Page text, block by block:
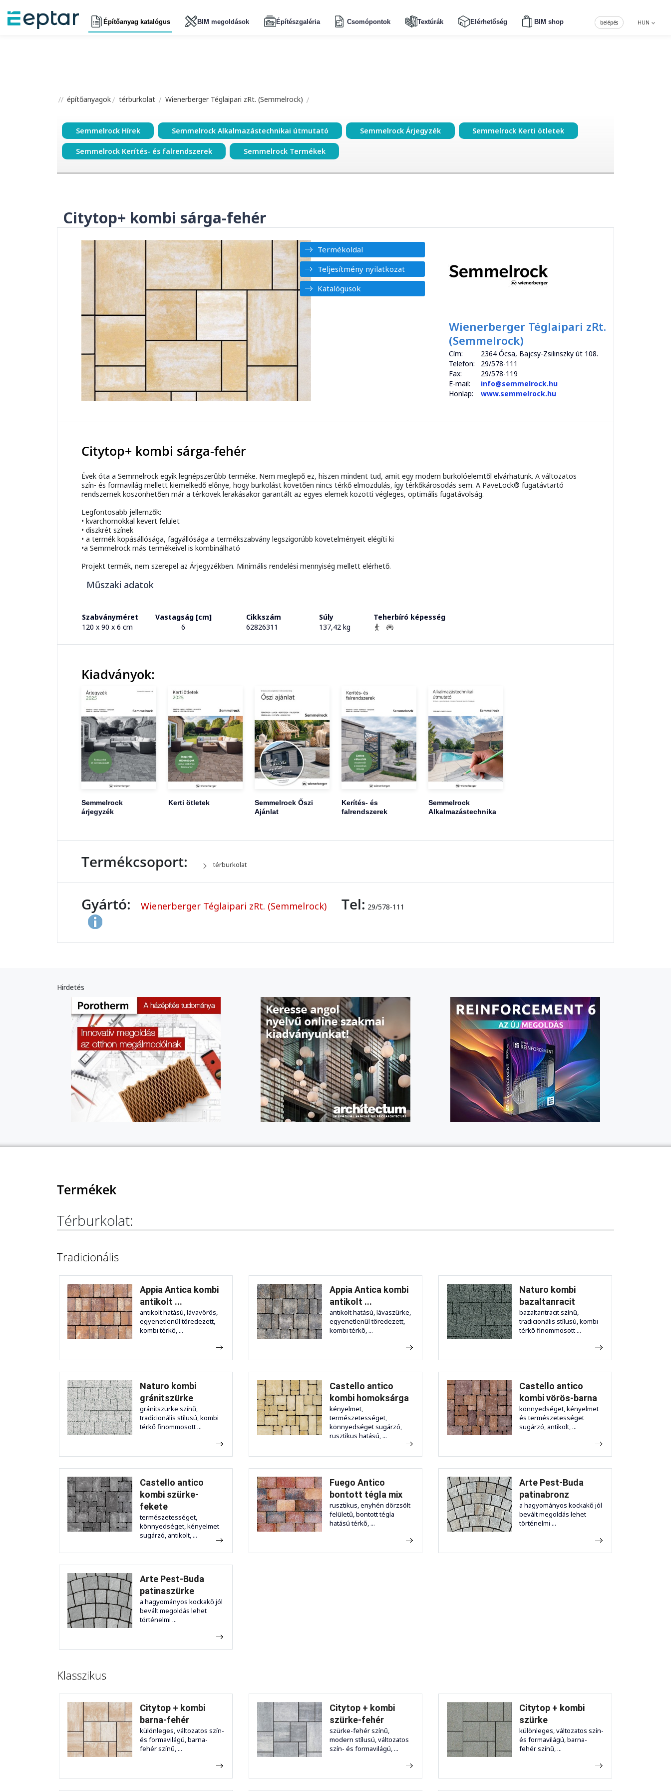
Építőanyag katalógus BIM megoldások Építészgaléria Csomópontok Textúrák Elérhetőség BIM shop HUN
belépés
építőanyagok térburkolat Wienerberger Téglaipari zRt. (Semmelrock)
Semmelrock Hírek Semmelrock Alkalmazástechnikai útmutató Semmelrock Árjegyzék Semmelrock Kerti ötletek
Semmelrock Kerítés- és falrendszerek Semmelrock Termékek
Citytop+ kombi sárga-fehér
Termékoldal
Teljesítmény nyilatkozat
Katalógusok
Wienerberger Téglaipari zRt.
(Semmelrock)
Cím:
2364 Ócsa, Bajcsy-Zsilinszky út 108.
Telefon:
29/578-111
Fax:
29/578-119
E-mail:
info@semmelrock.hu
Honlap:
www.semmelrock.hu
Citytop+ kombi sárga-fehér
Évek óta a Semmelrock egyik legnépszerűbb terméke. Nem meglepő ez, hiszen mindent tud, amit egy modern burkolóelemtől elvárhatunk. A változatos
szín- és formavilág mellett kiemelkedő előnye, hogy burkolást követően nincs térkő elmozdulás, így térkőkárosodás sem. A PaveLock® fugatávtartó
rendszernek köszönhetően már a térkövek lerakásakor garantált az egyes elemek közötti végleges, optimális fugatávolság.
Legfontosabb jellemzők:
• kvarchomokkal kevert felület
• diszkrét színek
• a termék kopásállósága, fagyállósága a termékszabvány legszigorúbb követelményeit elégíti ki
•a Semmelrock más termékeivel is kombinálható
Projekt termék, nem szerepel az Árjegyzékben. Minimális rendelési mennyiség mellett elérhető.
Műszaki adatok
Szabványméret Vastagság [cm] Cikkszám Súly
Teherbíró képesség
120 x 90 x 6 cm
6 62826311 137,42 kg
Kiadványok:
Semmelrock
árjegyzék
Kerti ötletek
Semmelrock Őszi
Ajánlat
Kerítés- és
falrendszerek
Semmelrock
Alkalmazástechnika
Termékcsoport: térburkolat
Gyártó: Wienerberger Téglaipari zRt. (Semmelrock) Tel: 29/578-111
Hirdetés
Termékek
Térburkolat:
Tradicionális
Appia Antica kombi
antikolt ...
antikolt hatású, lávavörös,
egyenetlenül töredezett,
kombi térkő, ...
Appia Antica kombi
antikolt ...
antikolt hatású, lávaszürke,
egyenetlenül töredezett,
kombi térkő, ...
Naturo kombi
bazaltanracit
bazaltantracit színű,
tradicionális stílusú, kombi
térkő finommosott ...
Naturo kombi
gránitszürke
gránitszürke színű,
tradicionális stílusú, kombi
térkő finommosott ...
Castello antico
kombi homoksárga
kényelmet,
természetességet,
könnyedséget sugárzó,
rusztikus hatású, ...
Castello antico
kombi vörös-barna
könnyedséget, kényelmet
és természetességet
sugárzó, antikolt, ...
Castello antico
kombi szürke-
fekete
természetességet,
könnyedséget, kényelmet
sugárzó, antikolt, ...
Fuego Antico
bontott tégla mix
rusztikus, enyhén dörzsölt
felületű, bontott tégla
hatású térkő, ...
Arte Pest-Buda
patinabronz
a hagyományos kockakő jól
bevált megoldás lehet
történelmi ...
Arte Pest-Buda
patinaszürke
a hagyományos kockakő jól
bevált megoldás lehet
történelmi ...
Klasszikus
Citytop + kombi
barna-fehér
különleges, változatos szín-
és formavilágú, barna-
fehér színű, ...
Citytop + kombi
szürke-fehér
szürke-fehér színű,
modern stílusú, változatos
szín- és formavilágú, ...
Citytop + kombi
szürke
különleges, változatos szín-
és formavilágú, barna-
fehér színű, ...